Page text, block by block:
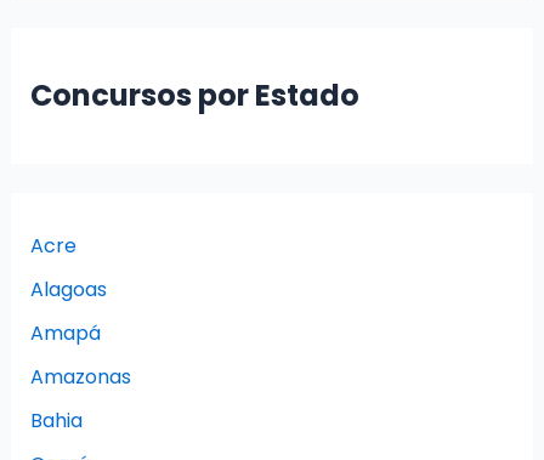
Concursos por Estado
Acre
Alagoas
Amapá
Amazonas
Bahia